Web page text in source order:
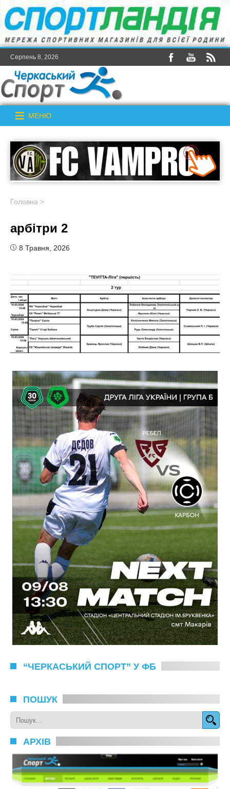
Серпень 8, 2026
МЕНЮ
Головна >
арбітри 2
8 Травня, 2026
“ЧЕРКАСЬКИЙ СПОРТ” У ФБ
ПОШУК
АРХІВ